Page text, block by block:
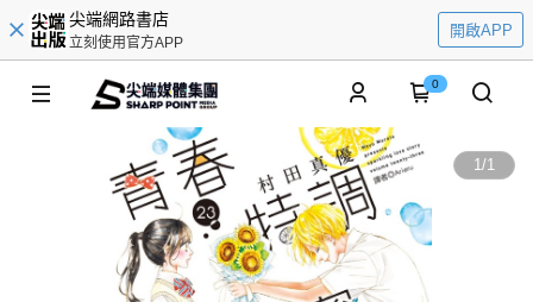
尖端網路書店
立刻使用官方APP
開啟APP
0
1/1